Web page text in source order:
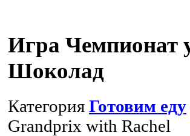
Игра Чемпионат
Шоколад
Категория Готовим еду
Grandprix with Rachel